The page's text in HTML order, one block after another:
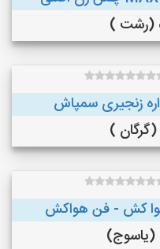
زنجیری سمپاش
کش - فن هواکش